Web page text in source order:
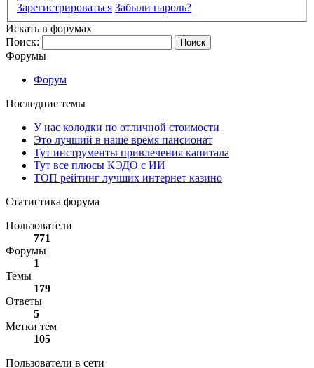
Зарегистрироваться Забыли пароль?
Искать в форумах
Поиск:
Форумы
Форум
Последние темы
У нас колодки по отличной стоимости
Это лучший в наше время пансионат
Тут инструменты привлечения капитала
Тут все плюсы КЭДО с ИИ
ТОП рейтинг лучших интернет казино
Статистика форума
Пользователи
771
Форумы
1
Темы
179
Ответы
5
Метки тем
105
Пользователи в сети